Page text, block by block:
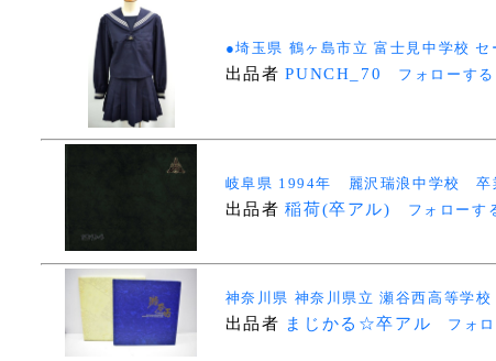
●埼玉県 鶴ヶ島市立 富士見中学校
出品者 PUNCH_70 フォローする
岐阜県 1994年 麗沢瑞浪中学校 卒
出品者 稲荷(卒アル) フォローす
神奈川県 神奈川県立 瀬谷西高等学
出品者 まじかる☆卒アル フォ